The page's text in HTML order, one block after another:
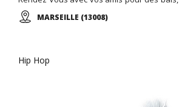
Fêtes Country, ...
MARSEILLE (13008)
Hip Hop